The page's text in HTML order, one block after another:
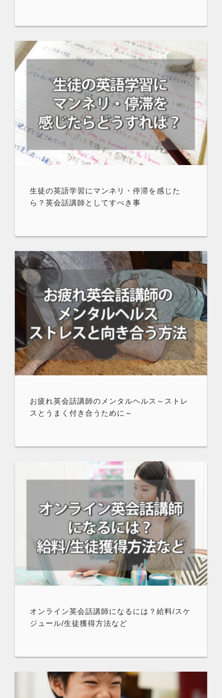
生徒の英語学習にマンネリ・停滞を感じた
ら？英会話講師としてすべき事
お疲れ英会話講師のメンタルヘルス～ストレ
スとうまく付き合うために～
オンライン英会話講師になるには？給料/スケ
ジュール/生徒獲得方法など